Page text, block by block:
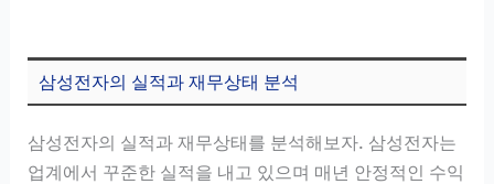
삼성전자의 실적과 재무상태 분석
삼성전자의 실적과 재무상태를 분석해보자. 삼성전자는
업계에서 꾸준한 실적을 내고 있으며 매년 안정적인 수익